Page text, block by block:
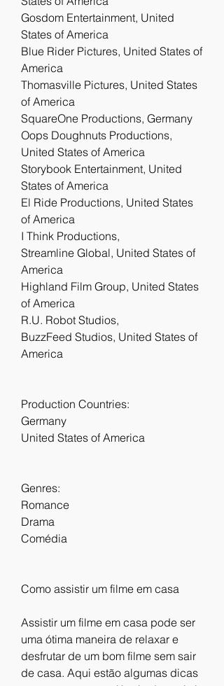
Gosdom Entertainment, United
States of America
Blue Rider Pictures, United States of
America
Thomasville Pictures, United States
of America
SquareOne Productions, Germany
Oops Doughnuts Productions,
United States of America
Storybook Entertainment, United
States of America
El Ride Productions, United States
of America
I Think Productions,
Streamline Global, United States of
America
Highland Film Group, United States
of America
R.U. Robot Studios,
BuzzFeed Studios, United States of
America
Production Countries:
Germany
United States of America
Genres:
Romance
Drama
Comédia
Como assistir um filme em casa
Assistir um filme em casa pode ser
uma ótima maneira de relaxar e
desfrutar de um bom filme sem sair
de casa. Aqui estão algumas dicas